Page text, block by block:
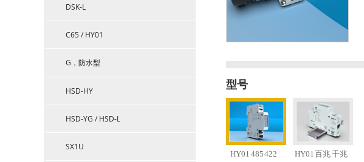
DSK-L
C65 / HY01
G，防水型
HSD-HY
HSD-YG / HSD-L
SX1U
型号
HY01 485 422
HY01 百兆 千兆